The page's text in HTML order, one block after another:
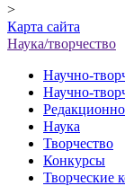
>
Карта сайта
Наука/творчество
Научно-
Научно-
Наука
Творчество
Конкурсы
Творческие